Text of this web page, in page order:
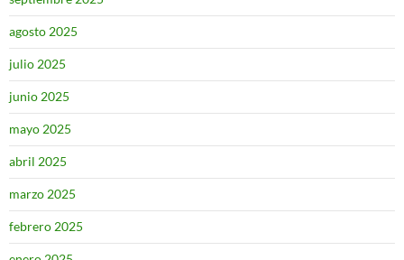
agosto 2025
julio 2025
junio 2025
mayo 2025
abril 2025
marzo 2025
febrero 2025